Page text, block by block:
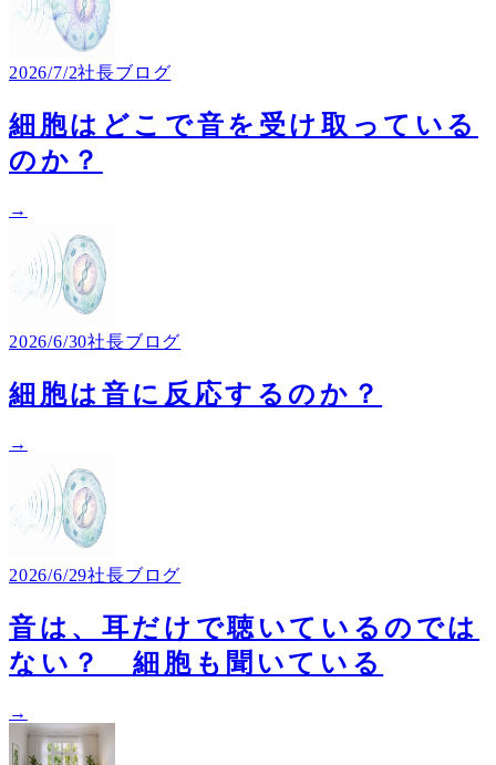
2026/7/2社長ブログ
細胞はどこで音を受け取っている
のか？
→
2026/6/30社長ブログ
細胞は音に反応するのか？
→
2026/6/29社長ブログ
音は、耳だけで聴いているのでは
ない？ 細胞も聞いている
→